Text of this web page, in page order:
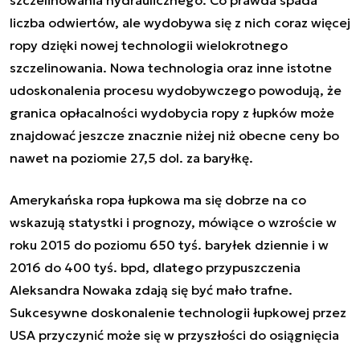
liczba odwiertów, ale wydobywa się z nich coraz więcej
ropy dzięki nowej technologii wielokrotnego
szczelinowania. Nowa technologia oraz inne istotne
udoskonalenia procesu wydobywczego powodują, że
granica opłacalności wydobycia ropy z łupków może
znajdować jeszcze znacznie niżej niż obecne ceny bo
nawet na poziomie 27,5 dol. za baryłkę.
Amerykańska ropa łupkowa ma się dobrze na co
wskazują statystki i prognozy, mówiące o wzroście w
roku 2015 do poziomu 650 tyś. baryłek dziennie i w
2016 do 400 tyś. bpd, dlatego przypuszczenia
Aleksandra Nowaka zdają się być mało trafne.
Sukcesywne doskonalenie technologii łupkowej przez
USA przyczynić może się w przyszłości do osiągnięcia